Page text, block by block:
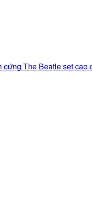
cứng The Beatle set cao